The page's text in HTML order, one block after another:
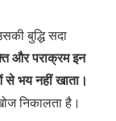
बुद्धि सदा
और पराक्रम इन
भय नहीं खाता।
निकालता है।